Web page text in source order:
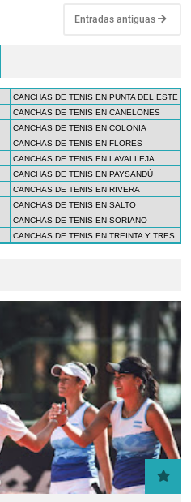
Entradas antiguas
CANCHAS DE TENIS EN PUNTA DEL ESTE
CANCHAS DE TENIS EN CANELONES
CANCHAS DE TENIS EN COLONIA
CANCHAS DE TENIS EN FLORES
CANCHAS DE TENIS EN LAVALLEJA
CANCHAS DE TENIS EN PAYSANDÚ
CANCHAS DE TENIS EN RIVERA
CANCHAS DE TENIS EN SALTO
CANCHAS DE TENIS EN SORIANO
CANCHAS DE TENIS EN TREINTA Y TRES